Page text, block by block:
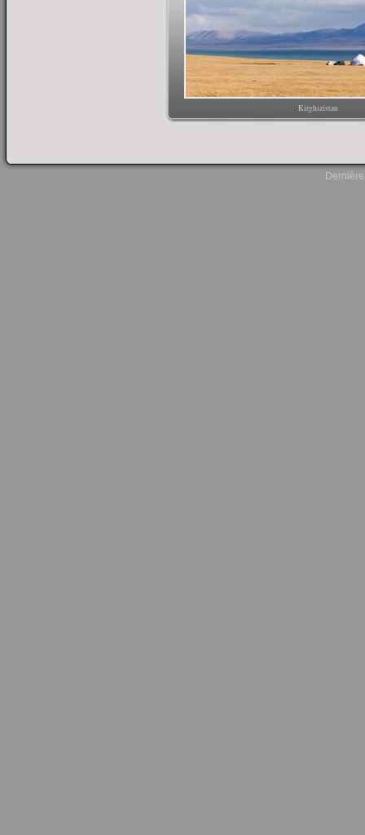
Kirghizistan